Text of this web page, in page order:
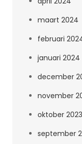
maart 2024
februari
januari 2024
december
november
oktober 2023
september